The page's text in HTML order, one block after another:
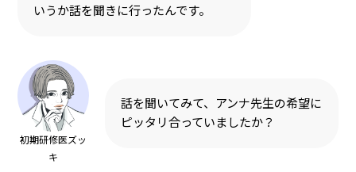
いうか話を聞きに行ったんです。
初期研修医ズッ
キ
話を聞いてみて、アンナ先生の希望に
ピッタリ合っていましたか？